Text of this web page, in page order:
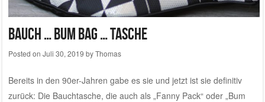
Bauch … bum bag … tasche
Posted on Juli 30, 2019 byThomas
Bereits in den 90er-Jahren gabe es sie und jetzt ist sie definitiv
zurück: Die Bauchtasche, die auch als „Fanny Pack“ oder „Bum